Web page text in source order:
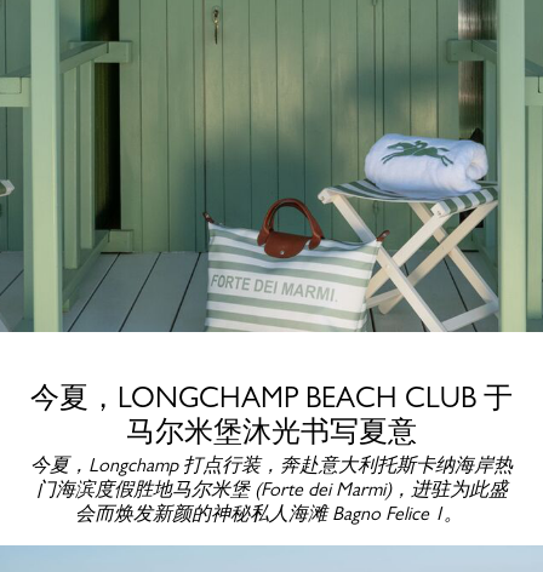
今夏，LONGCHAMP BEACH CLUB 于
马尔米堡沐光书写夏意
今夏，Longchamp 打点行装，奔赴意大利托斯卡纳海岸热
门海滨度假胜地马尔米堡 (Forte dei Marmi)，进驻为此盛
会而焕发新颜的神秘私人海滩 Bagno Felice 1。